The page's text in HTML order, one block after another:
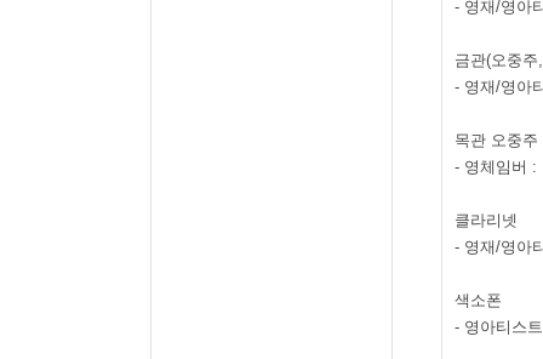
- 영재/영아
금관(오중주
- 영재/영아
목관 오중주
- 영체임버 :
클라리넷
- 영재/영아
색소폰
- 영아티스